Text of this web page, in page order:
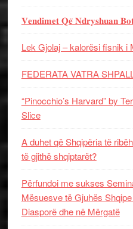
𝐕𝐞𝐧𝐝𝐢𝐦𝐞𝐭 𝐐𝐞̈ 𝐍𝐝𝐫𝐲𝐬𝐡𝐮𝐚𝐧
Lek Gjolaj – kalorësi fisnik i
FEDERATA VATRA
“Pinocchio’s Harvard” by
Slice
A duhet që Shqipëria të
të gjithë shqiptarët?
Përfundoi me sukses
Mësuesve të Gjuhës
Diasporë dhe në Mërgatë